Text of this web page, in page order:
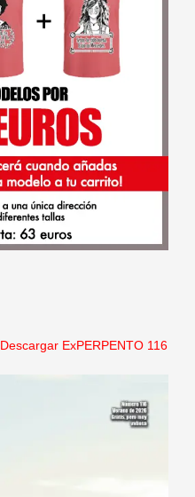
Descargar ExPERPENTO 116